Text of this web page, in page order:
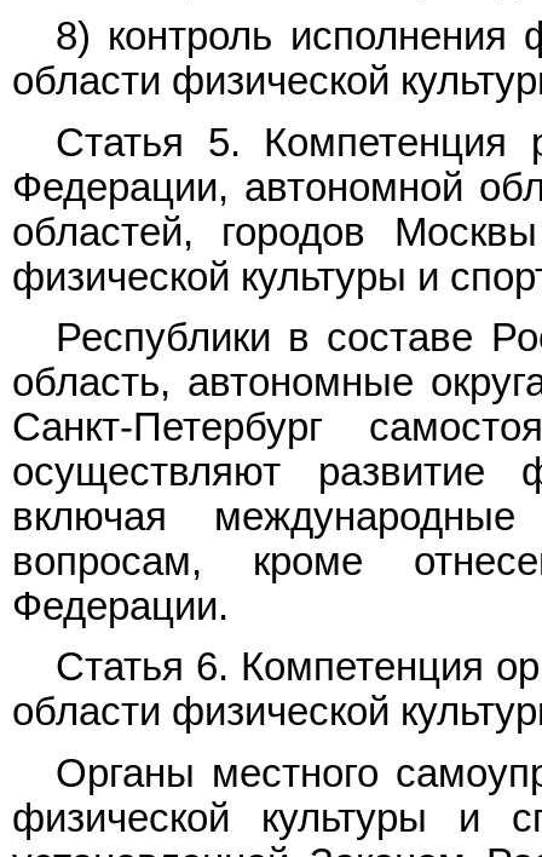
8) контроль исполнения
области физической
Статья 5. Компетенция
Федерации, автономной
областей, городов
физической культуры и
Республики в составе
область, автономные
Санкт-Петербург
осуществляют развитие
включая
вопросам, кроме
Федерации.
Статья 6. Компетенция
области физической
Органы местного
физической культуры и